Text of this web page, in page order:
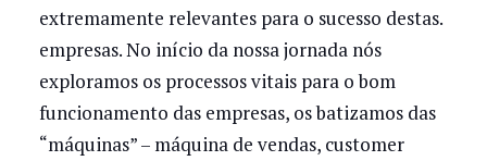
extremamente relevantes para o sucesso destas.
empresas. No início da nossa jornada nós
exploramos os processos vitais para o bom
funcionamento das empresas, os batizamos das
“máquinas” – máquina de vendas, customer